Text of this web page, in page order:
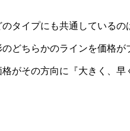
タイプにも共通しているの
どちらかのラインを価格
がその方向に『大きく、早